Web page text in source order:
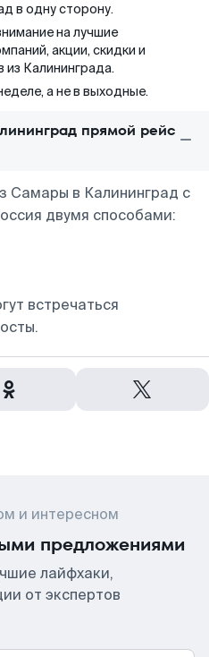
в одну сторону.
на лучшие
акции, скидки и
Калининграда.
а не в выходные.
прямой рейс
Самары в Калининград с
двумя способами:
встречаться
и интересном
предложениями
лайфхаки,
от экспертов